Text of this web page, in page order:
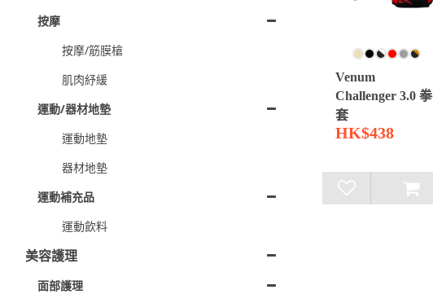
按摩
按摩/筋膜槍
肌肉紓緩
運動/器材地墊
運動地墊
器材地墊
運動補充品
運動飲料
美容護理
面部護理
Venum
Challenger 3.0 拳
套
HK$438